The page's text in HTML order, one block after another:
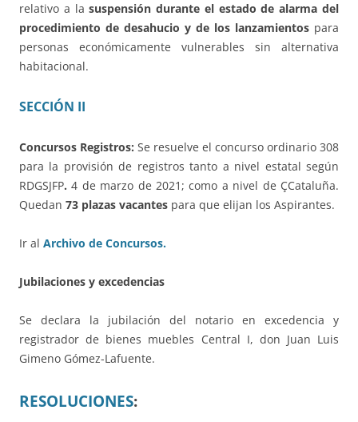
relativo a lasuspensión durante el estado de alarma del
procedimiento de desahucio y de los lanzamientos para
personas económicamente vulnerables sin alternativa
habitacional.
SECCIÓN II
Concursos Registros: Se resuelve el concurso ordinario 308
para la provisión de registros tanto a nivel estatal según
RDGSJFP. 4 de marzo de 2021; como a nivel de ÇCataluña.
Quedan 73 plazas vacantes para que elijan los Aspirantes.
Ir al Archivo de Concursos.
Jubilaciones y excedencias
Se declara la jubilación del notario en excedencia y
registrador de bienes muebles Central I, don Juan Luis
Gimeno Gómez-Lafuente.
RESOLUCIONES: